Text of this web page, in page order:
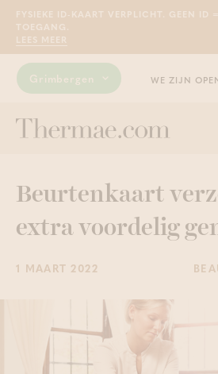
FYSIEKE ID-KAART VERPLICHT. GEEN ID
TOEGANG.
LEES MEER
Grimbergen WE ZIJN
Beurtenkaart
extra voordelig
1 MAART 2022